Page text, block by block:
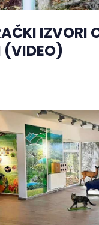
IZVORI
(VIDEO)